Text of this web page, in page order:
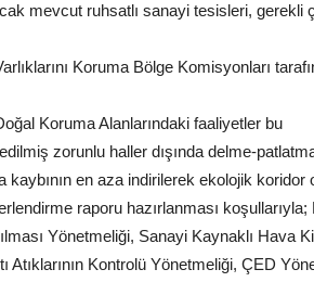
mevcut ruhsatlı sanayi tesisleri, gerekli
Koruma Bölge Komisyonları
Koruma Alanlarındaki faaliyetler bu
zorunlu haller dışında delme-
kaybının en aza indirilerek ekolojik
raporu hazırlanması
Yönetmeliği, Sanayi Kaynaklı Hava
Atıklarının Kontrolü Yönetmeliği, ÇED